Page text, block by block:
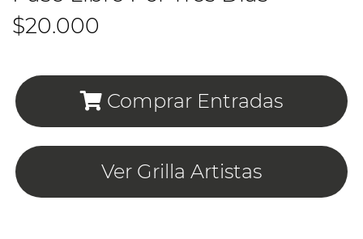
$20.000
Comprar Entradas
Ver Grilla Artistas